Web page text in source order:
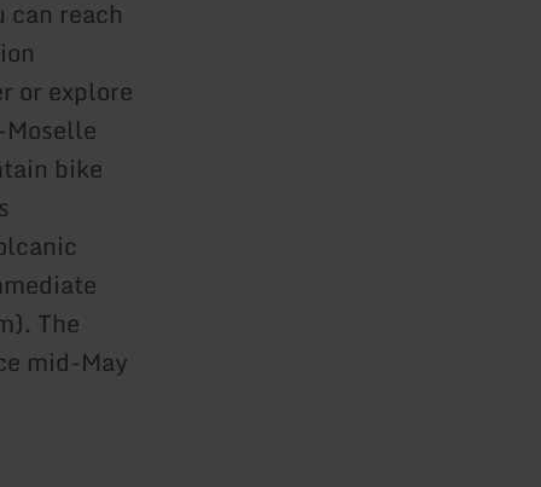
reach
or explore
bike
The
mid-May